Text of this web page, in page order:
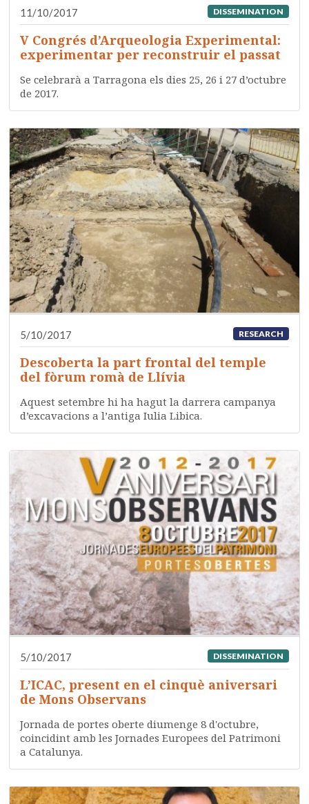
11/10/2017 DISSEMINATION
V Congrés d’Arqueologia Experimental:
experimentar per reconstruir el passat
Se celebrarà a Tarragona els dies 25, 26 i 27 d’octubre
de 2017.
5/10/2017 RESEARCH
Descoberta la part frontal del temple
del fòrum romà de Llívia
Aquest setembre hi ha hagut la darrera campanya
d’excavacions a l’antiga Iulia Libica.
5/10/2017 DISSEMINATION
L’ICAC, present en el cinquè aniversari
de Mons Observans
Jornada de portes oberte diumenge 8 d'octubre,
coincidint amb les Jornades Europees del Patrimoni
a Catalunya.